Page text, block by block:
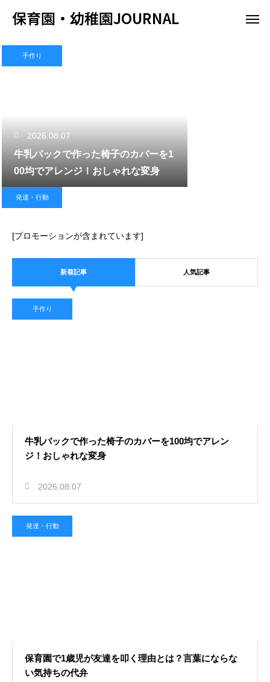
保育園・幼稚園JOURNAL
手作り
2026.08.07
牛乳パックで作った椅子のカバーを1
00均でアレンジ！おしゃれな変身
発達・行動
2026.08.07
保育園で1歳児が友達を叩く理由と
は？言葉にならない気持ちの代弁
保育園でアレルギーによる除去食の
申請を行う！安全な給食への第一歩
[プロモーションが含まれています]
新着記事 人気記事
手作り
牛乳パックで作った椅子のカバーを100均でアレン
ジ！おしゃれな変身
2026.08.07
発達・行動
保育園で1歳児が友達を叩く理由とは？言葉にならな
い気持ちの代弁